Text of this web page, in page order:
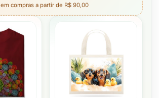
em compras a partir de R$ 90,00